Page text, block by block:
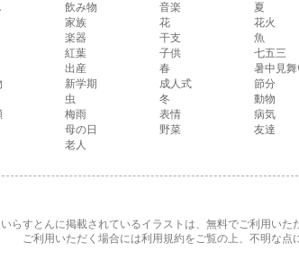
飲み物 音楽 夏
家族 花 花火
楽器 干支 魚
紅葉 子供 七五三
出産 春 暑中見
新学期 成人式 節分
虫 冬 動物
梅雨 表情 病気
母の日 野菜 友達
老人
いらすとんに掲載されているイラストは、無料でご利用いた
ご利用いただく場合には利用規約をご覧の上、不明な点